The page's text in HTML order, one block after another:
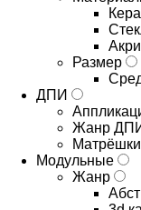
Размер
ДПИ
Жанр
Матрёшки
Модульные
Жанр